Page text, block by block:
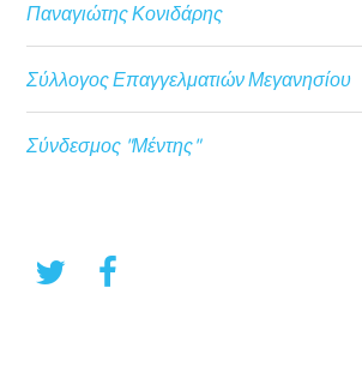
Παναγιώτης Κονιδάρης
Σύλλογος Επαγγελματιών Μεγανησίου
Σύνδεσμος "Μέντης"